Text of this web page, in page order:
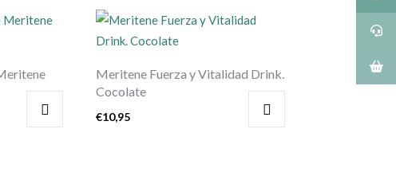
Meritene Fuerza y Vitalidad Drink.
Cocolate
€10,95